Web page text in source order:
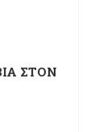
ΣΤΟΝ